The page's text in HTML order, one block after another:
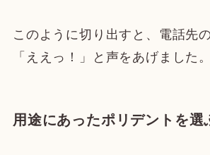
このように切り出すと、電話先
「ええっ！」と声をあげました。
用途にあったポリデントを選